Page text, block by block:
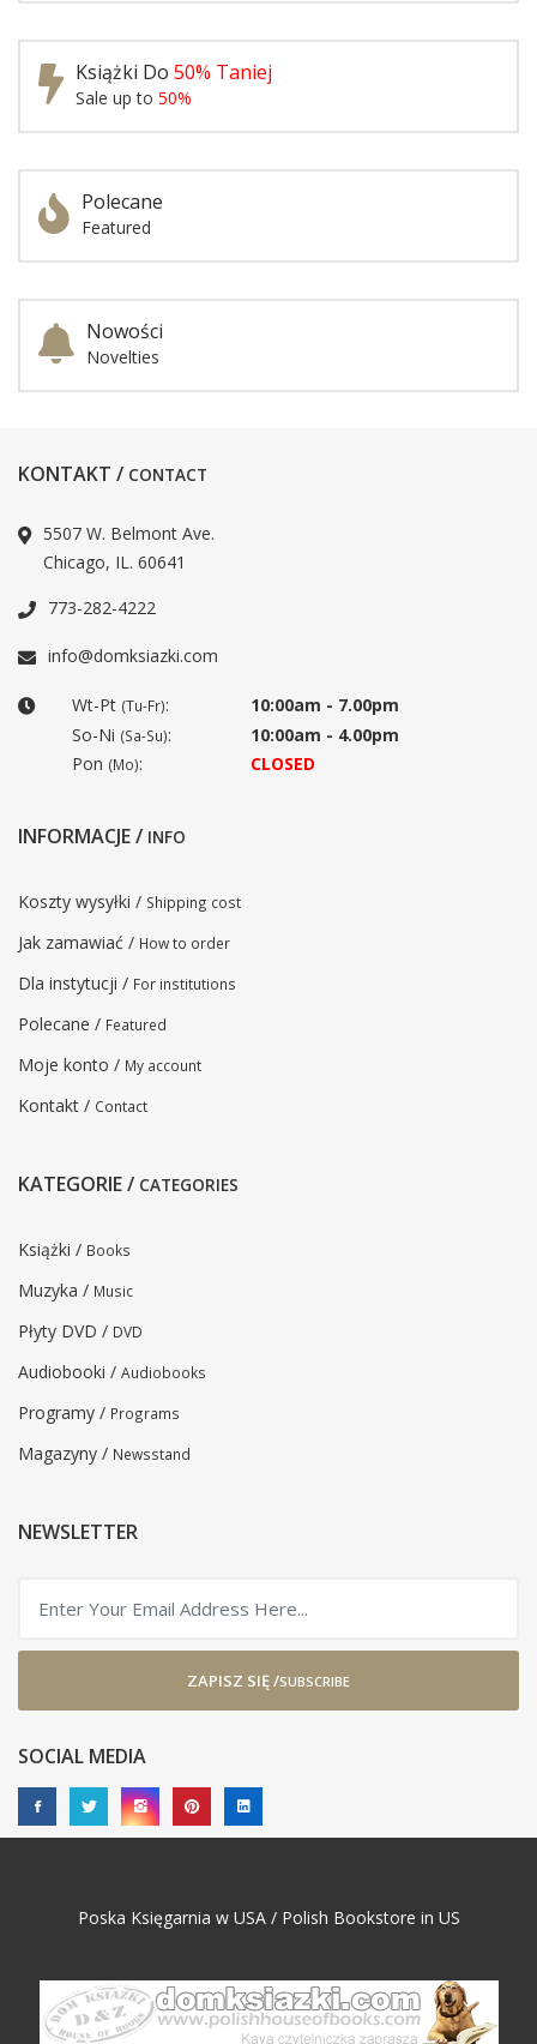
Książki Do 50% Taniej
Sale up to 50%
Polecane
Featured
Nowości
Novelties
KONTAKT / CONTACT
5507 W. Belmont Ave.
Chicago, IL. 60641
773-282-4222
info@domksiazki.com
Wt-Pt (Tu-Fr):
10:00am - 7.00pm
So-Ni (Sa-Su):
10:00am - 4.00pm
Pon (Mo): CLOSED
INFORMACJE / INFO
Koszty wysyłki / Shipping cost
Jak zamawiać / How to order
Dla instytucji / For institutions
Polecane / Featured
Moje konto / My account
Kontakt / Contact
KATEGORIE / CATEGORIES
Książki / Books
Muzyka / Music
Płyty DVD / DVD
Audiobooki / Audiobooks
Programy / Programs
Magazyny / Newsstand
NEWSLETTER
ZAPISZ SIĘ /SUBSCRIBE
SOCIAL MEDIA
Poska Księgarnia w USA / Polish Bookstore in US